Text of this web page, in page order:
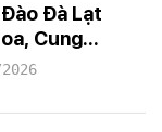
Đà Lạt
Cung